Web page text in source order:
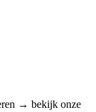
→ bekijk onze